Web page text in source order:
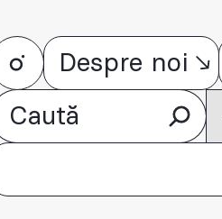
Despre noi